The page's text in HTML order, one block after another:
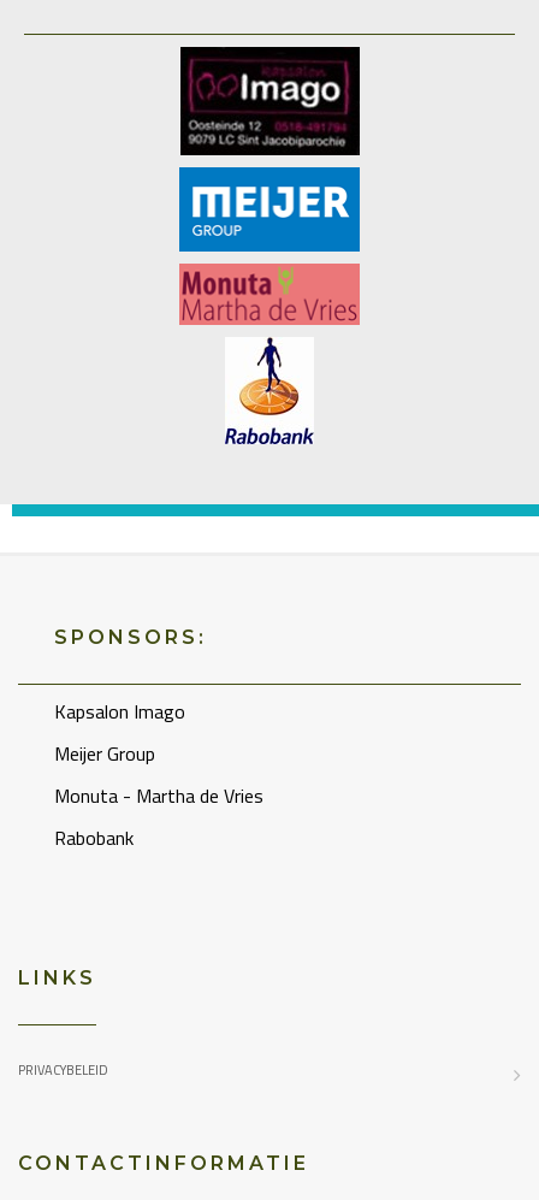
SPONSORS:
Kapsalon Imago
Meijer Group
Monuta - Martha de Vries
Rabobank
LINKS
PRIVACYBELEID
CONTACTINFORMATIE